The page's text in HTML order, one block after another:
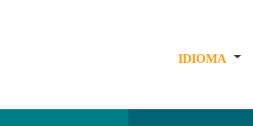
IDIOMA